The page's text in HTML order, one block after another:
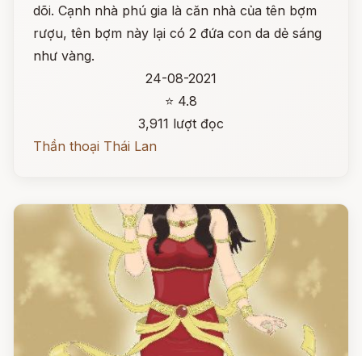
dõi. Cạnh nhà phú gia là căn nhà của tên bợm
rượu, tên bợm này lại có 2 đứa con da dẻ sáng
như vàng.
24-08-2021
⭐ 4.8
3,911 lượt đọc
Thần thoại Thái Lan